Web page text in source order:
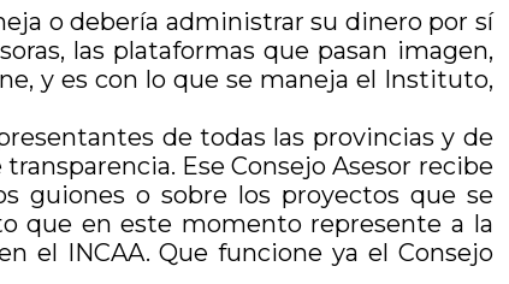
o debería administrar su dinero por sí
las plataformas que pasan imagen,
y es con lo que se maneja el Instituto,
de todas las provincias y de
Ese Consejo Asesor recibe
guiones o sobre los proyectos que se
que en este momento represente a la
el INCAA. Que funcione ya el Consejo